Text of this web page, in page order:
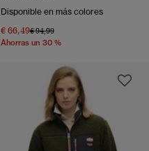
Disponible en más colores
€ 66,49Precio rebajado de
€ 94,99a
Ahorras un 30 %